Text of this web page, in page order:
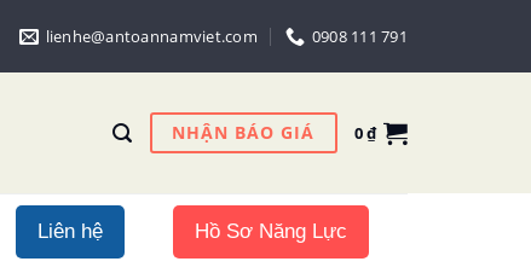
lienhe@antoannamviet.com 0908 111 791
NHẬN BÁO GIÁ 0₫
Liên hệ Hồ Sơ Năng Lực